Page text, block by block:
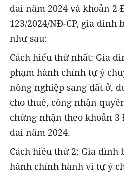
đai năm 2024 và khoản 2
123/2024/NĐ-CP, gia đình
như sau:
Cách hiểu thứ nhất: Gia
phạm hành chính tự ý
nông nghiệp sang đất ở,
cho thuê, công nhận
chứng nhận theo khoản 3
đai năm 2024.
Cách hiều thứ 2: Gia đình
hành chính hành vi tự ý